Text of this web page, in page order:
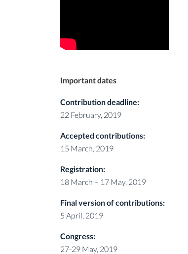
Important dates
Contribution deadline:
22 February, 2019
Accepted contributions:
15 March, 2019
Registration:
18 March – 17 May, 2019
Final version of contributions:
5 April, 2019
Congress:
27-29 May, 2019